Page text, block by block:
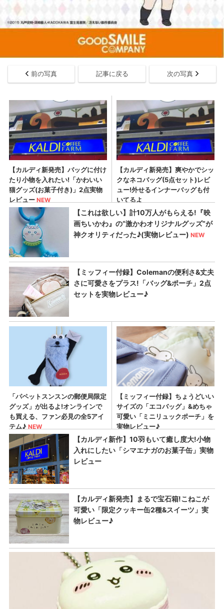
前の写真 記事に戻る 次の写真